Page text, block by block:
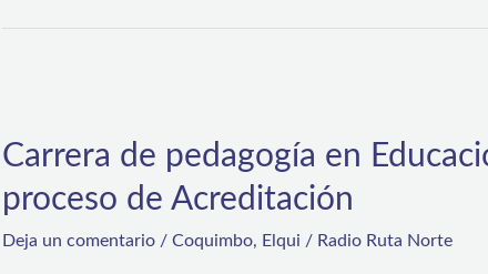
Carrera de pedagogía en
proceso de Acreditación
Deja un comentario / Coquimbo, Elqui / Radio Ruta Norte
pedagogía
en
Educación